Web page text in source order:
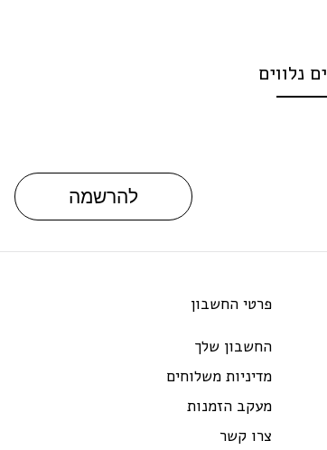
נלווים
להרשמה
פרטי החשבון
החשבון שלך
מדיניות משלוחים
מעקב הזמנות
צרו קשר